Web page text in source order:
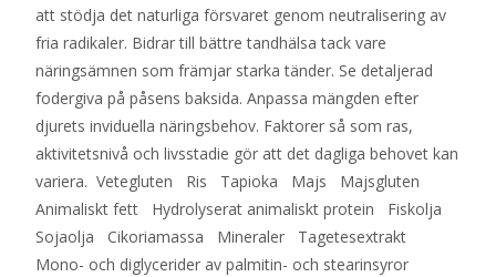
att stödja det naturliga försvaret genom neutralisering av
fria radikaler. Bidrar till bättre tandhälsa tack vare
näringsämnen som främjar starka tänder. Se detaljerad
fodergiva på påsens baksida. Anpassa mängden efter
djurets inviduella näringsbehov. Faktorer så som ras,
aktivitetsnivå och livsstadie gör att det dagliga behovet kan
variera. Vetegluten Ris Tapioka Majs Majsgluten
Animaliskt fett Hydrolyserat animaliskt protein Fiskolja
Sojaolja Cikoriamassa Mineraler Tagetesextrakt
Mono- och diglycerider av palmitin- och stearinsyror